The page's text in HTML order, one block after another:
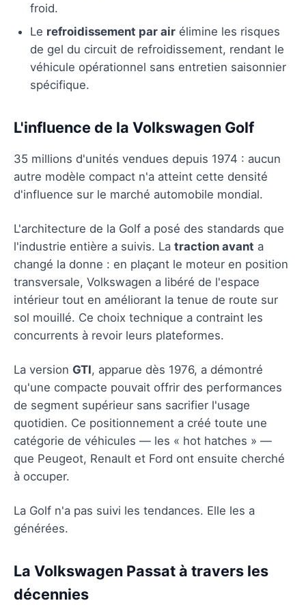
froid.
Le refroidissement par air élimine les risques
de gel du circuit de refroidissement, rendant le
véhicule opérationnel sans entretien saisonnier
spécifique.
L'influence de la Volkswagen Golf
35 millions d'unités vendues depuis 1974 : aucun
autre modèle compact n'a atteint cette densité
d'influence sur le marché automobile mondial.
L'architecture de la Golf a posé des standards que
l'industrie entière a suivis. La traction avant a
changé la donne : en plaçant le moteur en position
transversale, Volkswagen a libéré de l'espace
intérieur tout en améliorant la tenue de route sur
sol mouillé. Ce choix technique a contraint les
concurrents à revoir leurs plateformes.
La version GTI, apparue dès 1976, a démontré
qu'une compacte pouvait offrir des performances
de segment supérieur sans sacrifier l'usage
quotidien. Ce positionnement a créé toute une
catégorie de véhicules — les « hot hatches » —
que Peugeot, Renault et Ford ont ensuite cherché
à occuper.
La Golf n'a pas suivi les tendances. Elle les a
générées.
La Volkswagen Passat à travers les
décennies